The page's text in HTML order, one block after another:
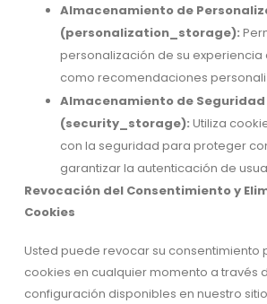
Almacenamiento de
(personalization_storage):
personalización de su experiencia
como recomendaciones
Almacenamiento de Seguridad
(security_storage): Utiliza
con la seguridad para proteger
garantizar la autenticación de
Revocación del Consentimiento y
Cookies
Usted puede revocar su consentimiento
cookies en cualquier momento a través
configuración disponibles en nuestro